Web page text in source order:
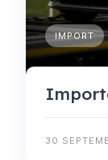
IMPORT
30